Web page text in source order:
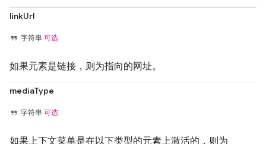
linkUrl
字符串 可选
如果元素是链接，则为指向的网址。
mediaType
字符串 可选
如果上下文菜单是在以下类型的元素上激活的，则为